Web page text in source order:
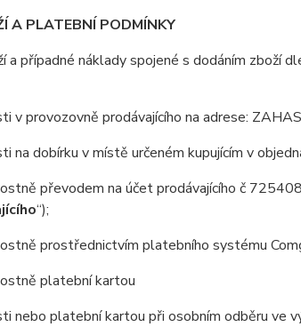
A PLATEBNÍ PODMÍNKY
a případné náklady spojené s dodáním zboží
provozovně prodávajícího na adrese:
dobírku v místě určeném kupujícím v
převodem na účet prodávajícího č
“);
prostřednictvím platebního systému
platební kartou
platební kartou při osobním odběru ve